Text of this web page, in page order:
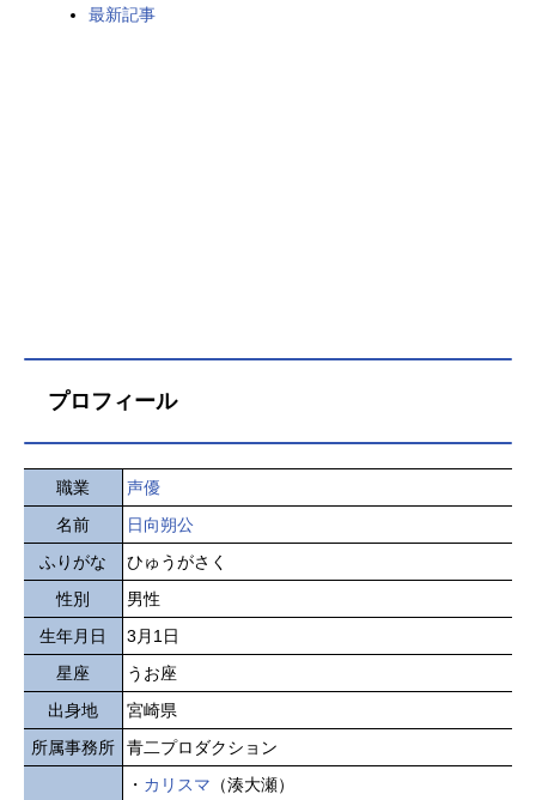
最新記事
プロフィール
職業
声優
名前
日向朔公
ふりがな
ひゅうがさく
性別
男性
生年月日
3月1日
星座
うお座
出身地
宮崎県
所属事務所
青二プロダクション
・ カリスマ （湊大瀬）